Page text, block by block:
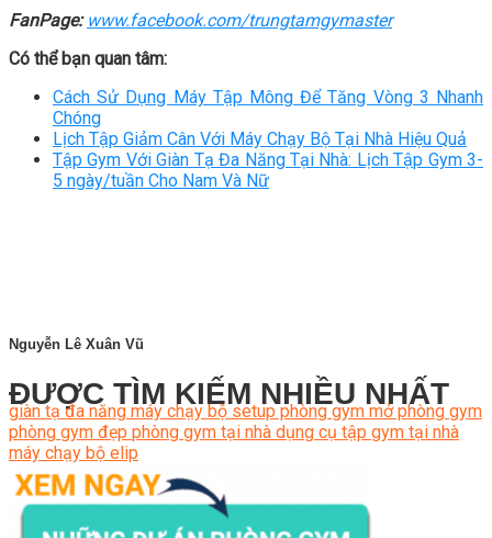
FanPage: www.facebook.com/trungtamgymaster
Có thể bạn quan tâm:
Cách Sử Dụng Máy Tập Mông Để Tăng Vòng 3 Nhanh
Chóng
Lịch Tập Giảm Cân Với Máy Chạy Bộ Tại Nhà Hiệu Quả
Tập Gym Với Giàn Tạ Đa Năng Tại Nhà: Lịch Tập Gym 3-
5 ngày/tuần Cho Nam Và Nữ
Nguyễn Lê Xuân Vũ
ĐƯỢC TÌM KIẾM NHIỀU NHẤT
giàn tạ đa năng máy chạy bộ setup phòng gym mở phòng gym
phòng gym đẹp phòng gym tại nhà dụng cụ tập gym tại nhà
máy chạy bộ elip